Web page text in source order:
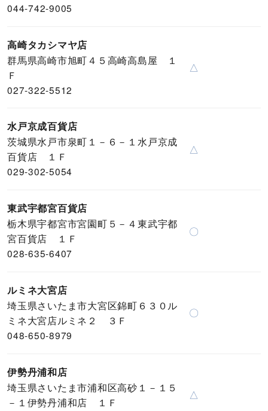
044-742-9005
高崎タカシマヤ店
群馬県高崎市旭町４５高崎高島屋 １
Ｆ
027-322-5512
△
水戸京成百貨店
茨城県水戸市泉町１－６－１水戸京成
百貨店 １Ｆ
029-302-5054
△
東武宇都宮百貨店
栃木県宇都宮市宮園町５－４東武宇都
宮百貨店 １Ｆ
028-635-6407
〇
ルミネ大宮店
埼玉県さいたま市大宮区錦町６３０ル
ミネ大宮店ルミネ２ ３Ｆ
048-650-8979
〇
伊勢丹浦和店
埼玉県さいたま市浦和区高砂１－１５
－１伊勢丹浦和店 １Ｆ
△